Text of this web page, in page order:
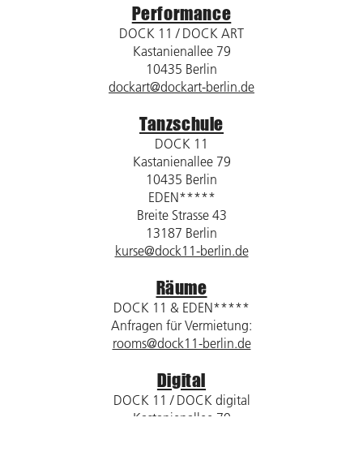
Performance
DOCK 11 / DOCK ART
Kastanienallee 79
10435 Berlin
dockart@dockart-berlin.de
Tanzschule
DOCK 11
Kastanienallee 79
10435 Berlin
EDEN*****
Breite Strasse 43
13187 Berlin
kurse@dock11-berlin.de
Räume
DOCK 11 & EDEN*****
Anfragen für Vermietung:
rooms@dock11-berlin.de
Digital
DOCK 11 / DOCK digital
Kastanienallee 79